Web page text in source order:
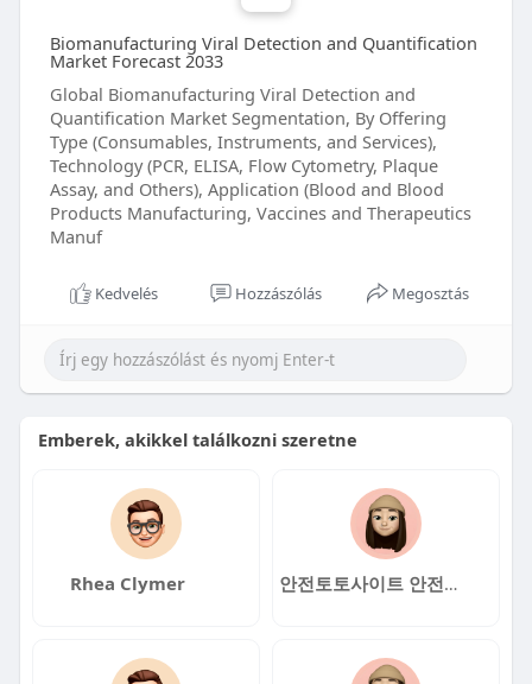
Biomanufacturing Viral Detection and Quantification
Market Forecast 2033
Global Biomanufacturing Viral Detection and
Quantification Market Segmentation, By Offering
Type (Consumables, Instruments, and Services),
Technology (PCR, ELISA, Flow Cytometry, Plaque
Assay, and Others), Application (Blood and Blood
Products Manufacturing, Vaccines and Therapeutics
Manuf
Kedvelés Hozzászólás Megosztás
Emberek, akikkel találkozni szeretne
Rhea Clymer 안전토토사이트 안전토토사이트